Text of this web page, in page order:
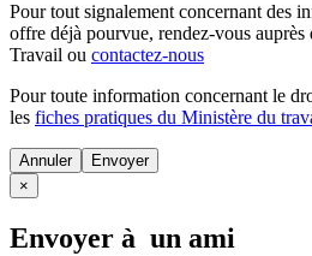
Pour tout signalement concernant des
offre déjà pourvue, rendez-vous
Travail ou contactez-nous
Pour toute information concernant le
les fiches pratiques du Ministère du
Annuler
×
Envoyer à un ami